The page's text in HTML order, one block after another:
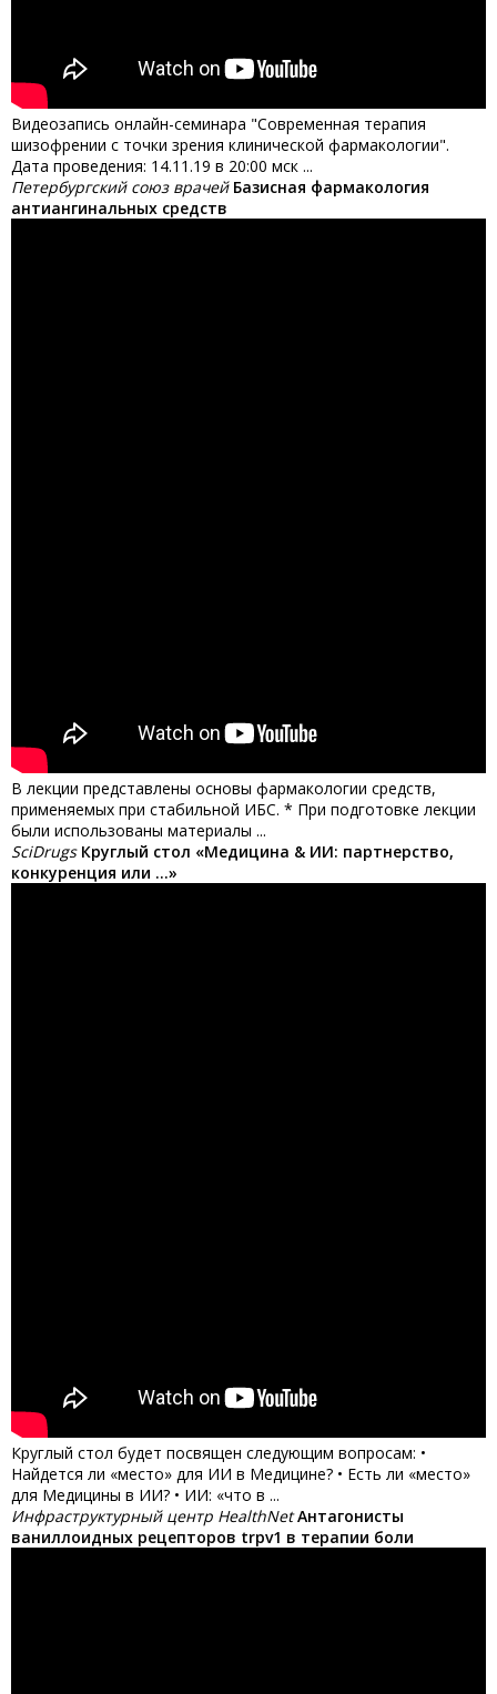
Видеозапись онлайн-семинара "Современная терапия
шизофрении с точки зрения клинической фармакологии".
Дата проведения: 14.11.19 в 20:00 мск ...
Петербургский союз врачей Базисная фармакология
антиангинальных средств
В лекции представлены основы фармакологии средств,
применяемых при стабильной ИБС. * При подготовке лекции
были использованы материалы ...
SciDrugs Круглый стол «Медицина & ИИ: партнерство,
конкуренция или …»
Круглый стол будет посвящен следующим вопросам: •
Найдется ли «место» для ИИ в Медицине? • Есть ли «место»
для Медицины в ИИ? • ИИ: «что в ...
Инфраструктурный центр HealthNet Антагонисты
ваниллоидных рецепторов trpv1 в терапии боли